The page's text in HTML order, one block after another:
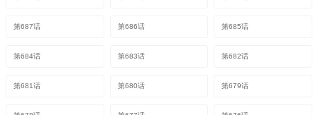
第687话 第686话 第685话
第684话 第683话 第682话
第681话 第680话 第679话